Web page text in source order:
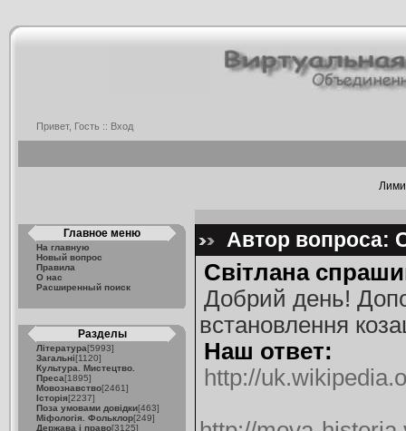
Привет, Гость :: Вход
Главное меню
На главную
Новый вопрос
Правила
О нас
Расширенный поиск
Разделы
Література[5993]
Загальні[1120]
Культура. Мистецтво.
Преса[1895]
Мовознавство[2461]
Історія[2237]
Поза умовами довідки[463]
Міфологія. Фольклор[249]
Держава і право[3125]
Автор вопроса:
Світлана
Добрий день!
встановлення
Наш ответ:
http://